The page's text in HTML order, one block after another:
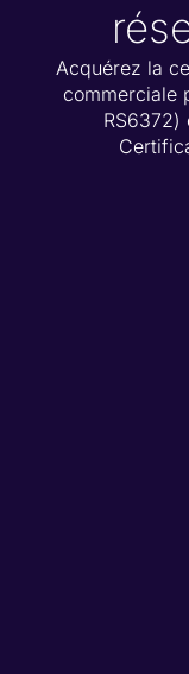
Acquérez la
commerciale
RS6372)